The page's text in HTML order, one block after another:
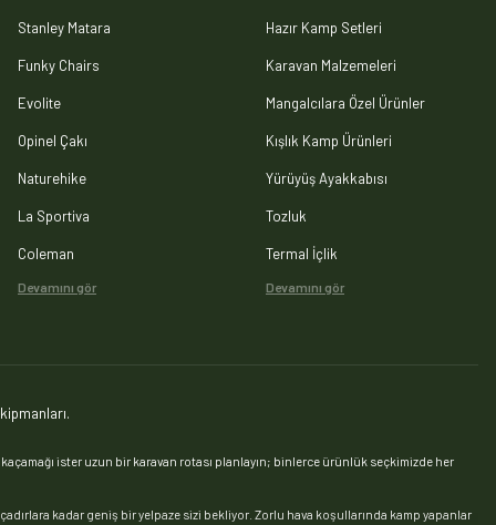
Stanley Matara
Funky Chairs
Evolite
Opinel Çakı
Naturehike
La Sportiva
Coleman
Devamını gör
Hazır Kamp Setleri
Karavan Malzemeleri
Mangalcılara Özel Ürünler
Kışlık Kamp Ürünleri
Yürüyüş Ayakkabısı
Tozluk
Termal İçlik
Devamını gör
ister uzun bir karavan rotası planlayın; binlerce ürünlük seçkimizde her
kadar geniş bir yelpaze sizi bekliyor. Zorlu hava koşullarında kamp yapanlar